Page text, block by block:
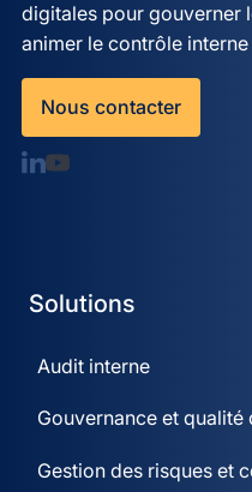
digitales pour gouverner
animer le contrôle
Nous contacter
Solutions
Audit interne
Gouvernance et qualité
Gestion des risques et